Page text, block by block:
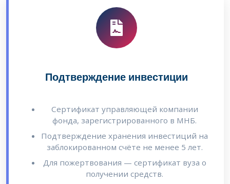
Подтверждение инвестиции
Сертификат управляющей компании
фонда, зарегистрированного в МНБ.
Подтверждение хранения инвестиций на
заблокированном счёте не менее 5 лет.
Для пожертвования — сертификат вуза о
получении средств.